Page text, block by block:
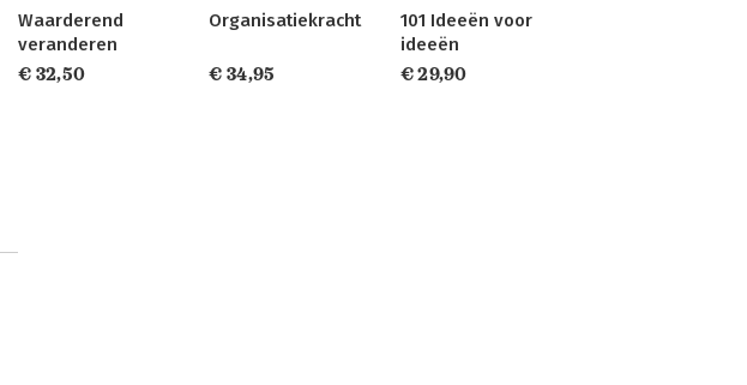
Waarderend
veranderen
€ 32,50
Organisatiekracht
€ 34,95
101 Ideeën voor
ideeën
€ 29,90